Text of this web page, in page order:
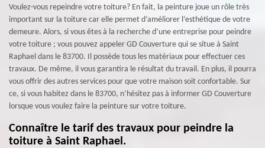
Voulez-vous repeindre votre toiture? En fait, la peinture joue un rôle très
important sur la toiture car elle permet d’améliorer l’esthétique de votre
demeure. Alors, si vous êtes à la recherche d’une entreprise pour peindre
votre toiture ; vous pouvez appeler GD Couverture qui se situe à Saint
Raphael dans le 83700. Il possède tous les matériaux pour effectuer ces
travaux. De même, il vous garantira le résultat du travail. En plus, il pourra
vous offrir des autres services pour que votre maison soit confortable. Sur
ce, si vous habitez dans le 83700, n’hésitez pas à informer GD Couverture
lorsque vous voulez faire la peinture sur votre toiture.
Connaître le tarif des travaux pour peindre la
toiture à Saint Raphael.